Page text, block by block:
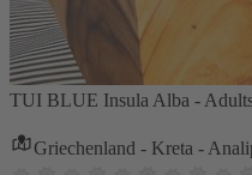
TUI BLUE Insula Alba -
Griechenland - Kreta -